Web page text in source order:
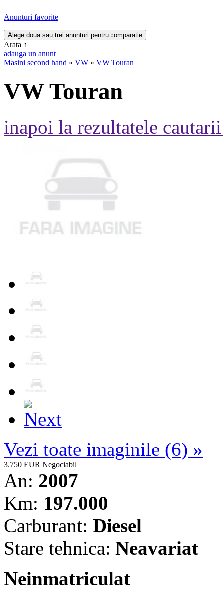
Anunturi favorite
Arata ↑
adauga un anunt
Masini second hand » VW » VW Touran
VW Touran
inapoi la rezultatele
Vezi toate imaginile (6) »
3.750 EUR Negociabil
An: 2007
Km: 197.000
Carburant: Diesel
Stare tehnica: Neavariat
Neinmatriculat